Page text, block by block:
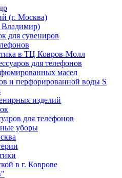
(г. Москва)
для сувениров
в ТЦ Ковров-Молл
для телефонов
масел
и перфорированной воды S
изделий
для телефонов
уборы
в г. Коврове